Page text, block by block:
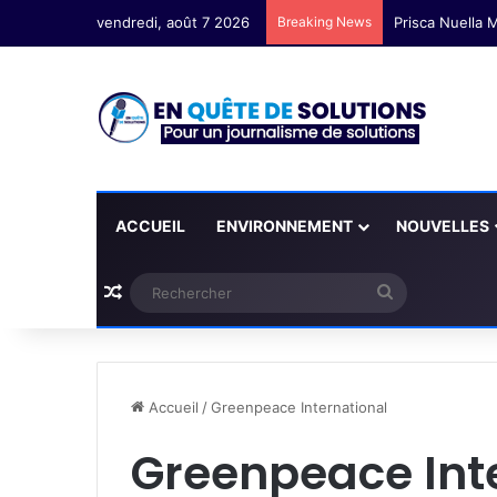
vendredi, août 7 2026 Breaking News Prisca Nuella
ACCUEIL ENVIRONNEMENT NOUVELLES
Plus d'articles
Accueil /Greenpeace International
Greenpeace